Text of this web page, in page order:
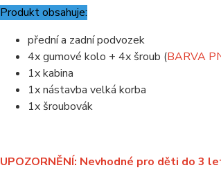
Produkt obsahuje:
přední a zadní podvozek
4x gumové kolo + 4x šroub (BARVA
1x kabina
1x nástavba velká korba
1x šroubovák
UPOZORNĚNÍ: Nevhodné pro děti do 3